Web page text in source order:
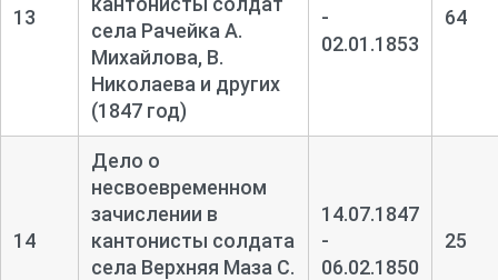
13
села Рачейка А.
Михайлова, В.
Николаева и других
(1847 год)
-
02.01.1853
64
14
Дело о
несвоевременном
зачислении в
кантонисты солдата
села Верхняя Маза С.
14.07.1847
-
06.02.1850
25